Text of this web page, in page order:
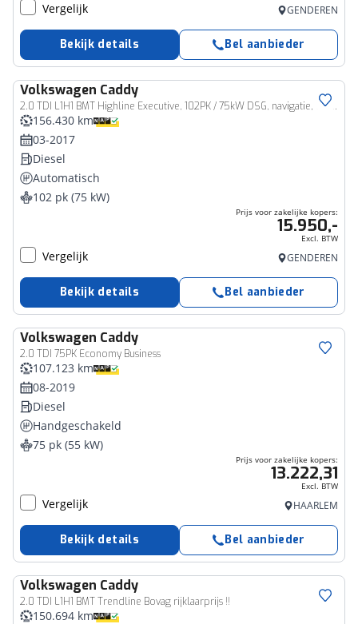
Vergelijk GENDEREN
Bekijk details Bel aanbieder
Volkswagen Caddy
2.0 TDI L1H1 BMT Highline Executive, 102PK / 75kW DSG, navigatie, cruise control, lederen bekleding, xenon + LED, 2-zone climatronic, stoelverwarming, scheidingswand + ruit, 17" LMV, parkeersensoren achter, trekhaak, privacy glas, DAB+ en achteruitrijcamera
Bedrijfswagen
156.430 km
03-2017
Diesel
Automatisch
102 pk (75 kW)
Prijs voor zakelijke kopers:
15.950,-
Excl. BTW
Vergelijk GENDEREN
Bekijk details Bel aanbieder
Volkswagen Caddy
2.0 TDI 75PK Economy Business
Bedrijfswagen
107.123 km
08-2019
Diesel
Handgeschakeld
75 pk (55 kW)
Prijs voor zakelijke kopers:
13.222,31
Excl. BTW
Vergelijk HAARLEM
Bekijk details Bel aanbieder
Volkswagen Caddy
2.0 TDI L1H1 BMT Trendline Bovag rijklaarprijs !!
Bedrijfswagen
150.694 km